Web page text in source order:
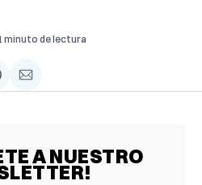
minuto de lectura
Compartir
via
A NUESTRO